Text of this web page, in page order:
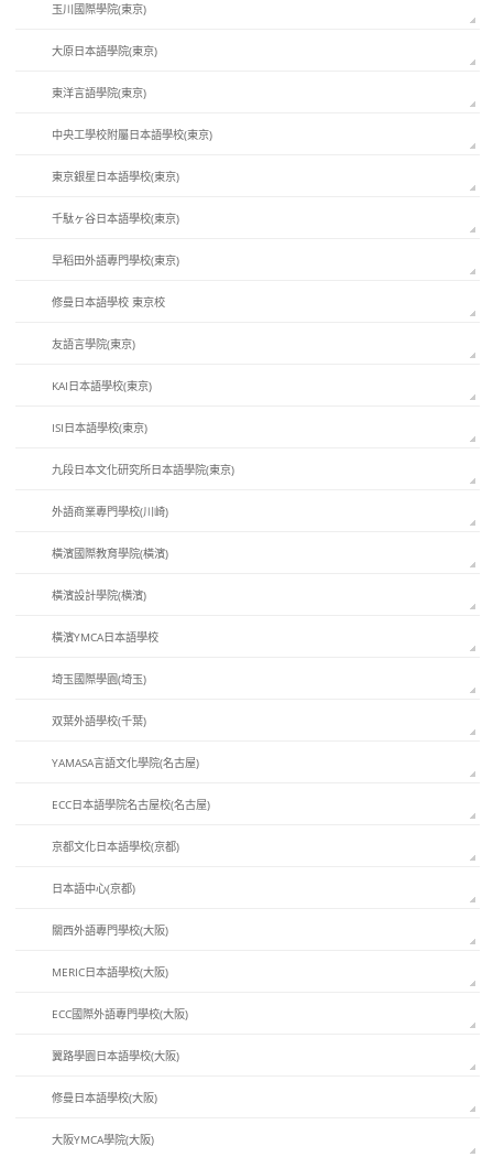
玉川國際學院(東京)
大原日本語學院(東京)
東洋言語學院(東京)
中央工學校附屬日本語學校(東京)
東京銀星日本語學校(東京)
千駄ヶ谷日本語學校(東京)
早稻田外語專門學校(東京)
修曼日本語學校 東京校
友語言學院(東京)
KAI日本語學校(東京)
ISI日本語學校(東京)
九段日本文化研究所日本語學院(東京)
外語商業專門學校(川崎)
橫濱國際教育學院(橫濱)
橫濱設計學院(横濱)
橫濱YMCA日本語學校
埼玉國際學園(埼玉)
双葉外語學校(千葉)
YAMASA言語文化學院(名古屋)
ECC日本語學院名古屋校(名古屋)
京都文化日本語學校(京都)
日本語中心(京都)
關西外語專門學校(大阪)
MERIC日本語學校(大阪)
ECC國際外語專門學校(大阪)
翼路學園日本語學校(大阪)
修曼日本語學校(大阪)
大阪YMCA學院(大阪)